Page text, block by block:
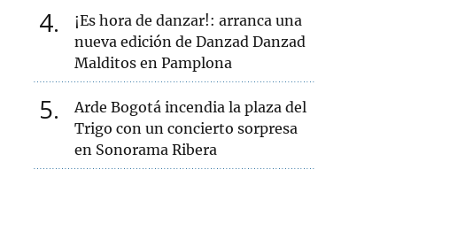
4
¡Es hora de danzar!: arranca una
nueva edición de Danzad Danzad
Malditos en Pamplona
5
Arde Bogotá incendia la plaza del
Trigo con un concierto sorpresa
en Sonorama Ribera